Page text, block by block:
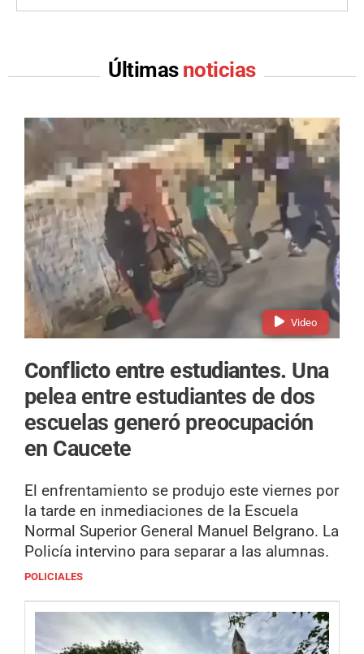
Últimas noticias
Video
Conflicto entre estudiantes. Una
pelea entre estudiantes de dos
escuelas generó preocupación
en Caucete
El enfrentamiento se produjo este viernes por
la tarde en inmediaciones de la Escuela
Normal Superior General Manuel Belgrano. La
Policía intervino para separar a las alumnas.
POLICIALES